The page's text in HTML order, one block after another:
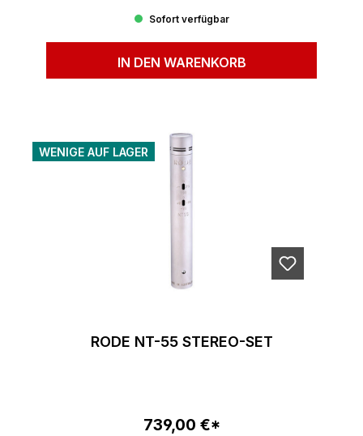
Sofort verfügbar
IN DEN WARENKORB
WENIGE AUF LAGER
RODE NT-55 STEREO-SET
Regulärer Preis:
739,00 €*